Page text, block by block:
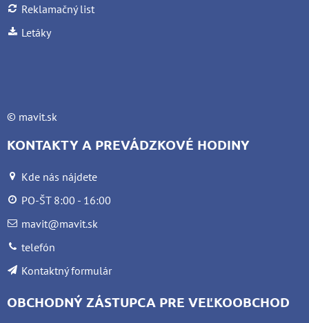
Reklamačný list
Letáky
© mavit.sk
KONTAKTY A PREVÁDZKOVÉ HODINY
Kde nás nájdete
PO-ŠT 8:00 - 16:00
mavit@mavit.sk
telefón
Kontaktný formulár
OBCHODNÝ ZÁSTUPCA PRE VEĽKOOBCHOD